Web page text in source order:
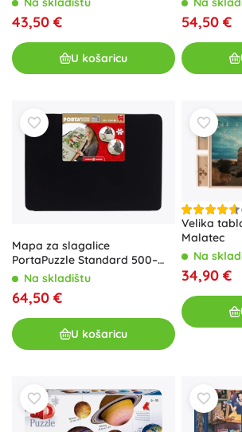
43,50 €
U košaricu
54,50 €
Mapa za slagalice
PortaPuzzle Standard 500–
1000 dijelova
Na skladištu
64,50 €
U košaricu
Velika
Malatec
Na
34,90 €